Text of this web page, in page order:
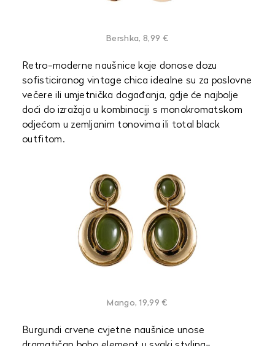
Bershka, 8,99 €
Retro-moderne naušnice koje donose dozu
sofisticiranog vintage chica idealne su za poslovne
večere ili umjetnička događanja, gdje će najbolje
doći do izražaja u kombinaciji s monokromatskom
odjećom u zemljanim tonovima ili total black
outfitom.
Mango, 19,99 €
Burgundi crvene cvjetne naušnice unose